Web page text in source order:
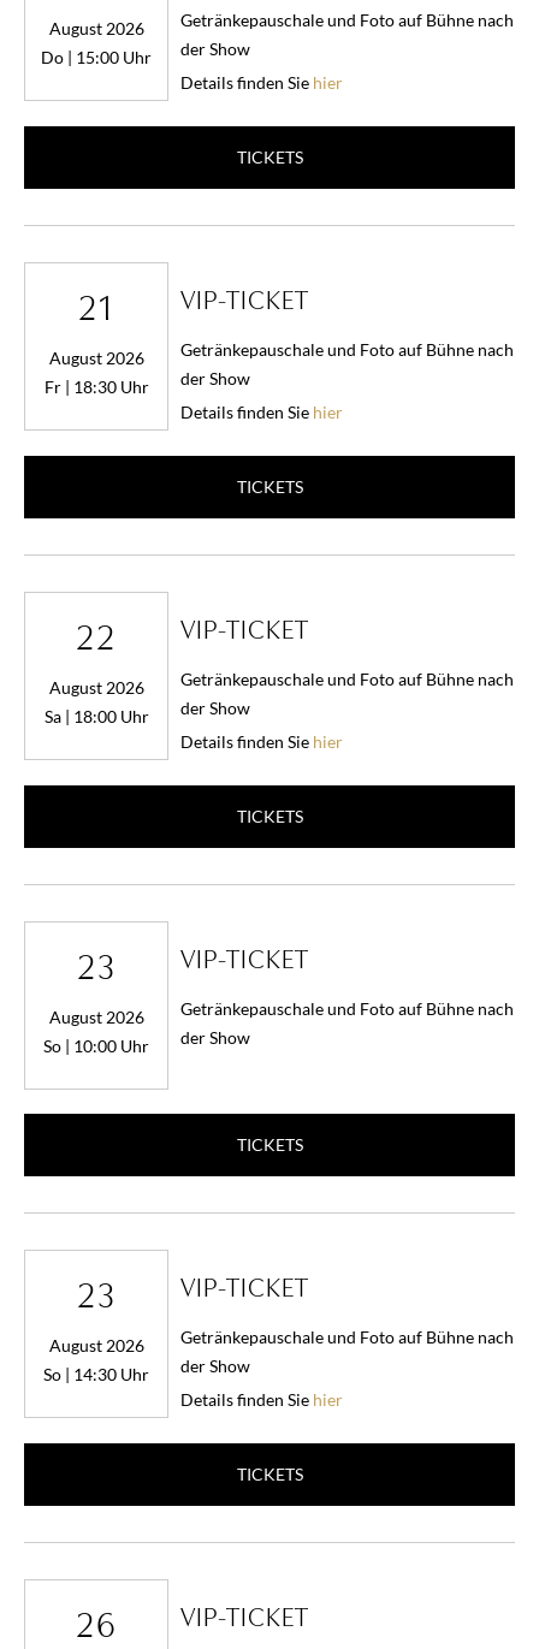
August 2026
Do | 15:00 Uhr
Getränkepauschale und Foto auf Bühne nach
der Show
Details finden Sie hier
TICKETS
21
August 2026
Fr | 18:30 Uhr
VIP-TICKET
Getränkepauschale und Foto auf Bühne nach
der Show
Details finden Sie hier
TICKETS
22
August 2026
Sa | 18:00 Uhr
VIP-TICKET
Getränkepauschale und Foto auf Bühne nach
der Show
Details finden Sie hier
TICKETS
23
August 2026
So | 10:00 Uhr
VIP-TICKET
Getränkepauschale und Foto auf Bühne nach
der Show
TICKETS
23
August 2026
So | 14:30 Uhr
VIP-TICKET
Getränkepauschale und Foto auf Bühne nach
der Show
Details finden Sie hier
TICKETS
26 VIP-TICKET